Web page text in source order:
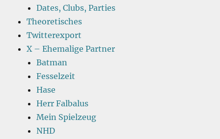
Dates, Clubs, Parties
Theoretisches
Twitterexport
X – Ehemalige Partner
Batman
Fesselzeit
Hase
Herr Falbalus
Mein Spielzeug
NHD